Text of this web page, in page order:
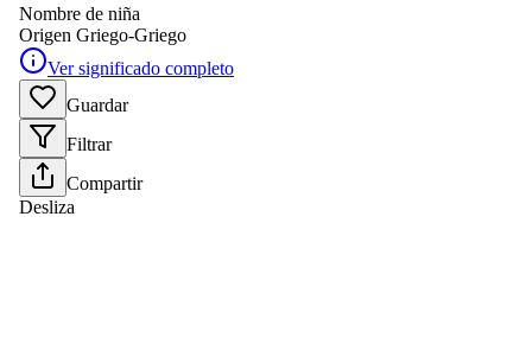
Nombre de niña
Origen Griego-Griego
Ver significado completo
Guardar
Filtrar
Compartir
Desliza